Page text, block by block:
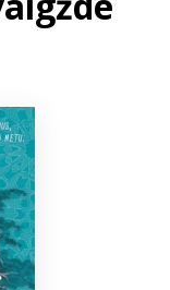
+370 667 80 541